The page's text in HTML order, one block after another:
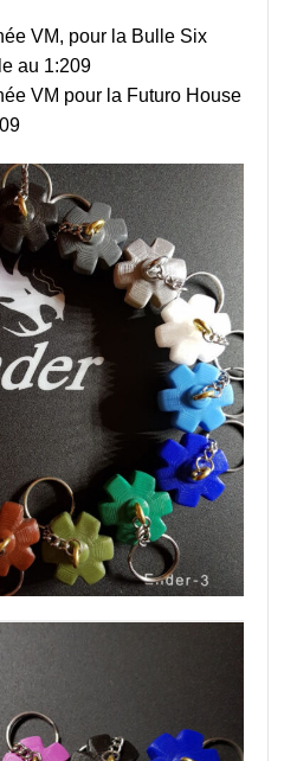
VM, pour la Bulle Six
au 1:209
VM pour la Futuro House